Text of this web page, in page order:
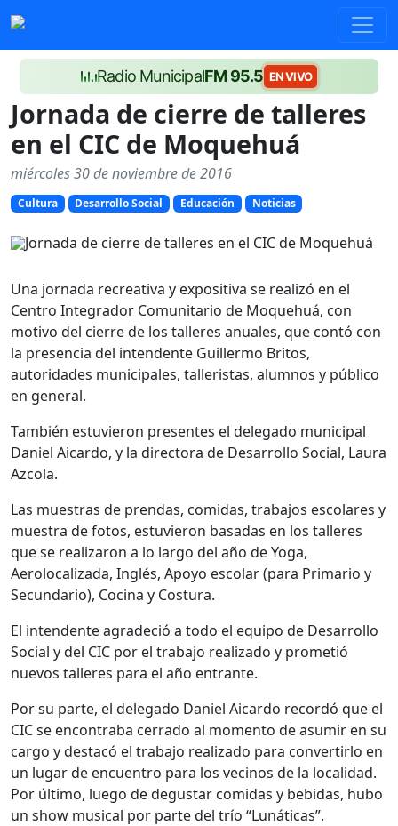
Radio MunicipalFM 95.5 EN VIVO
Jornada de cierre de talleres
en el CIC de Moquehuá
miércoles 30 de noviembre de 2016
Cultura Desarrollo Social Educación Noticias
Una jornada recreativa y expositiva se realizó en el
Centro Integrador Comunitario de Moquehuá, con
motivo del cierre de los talleres anuales, que contó con
la presencia del intendente Guillermo Britos,
autoridades municipales, talleristas, alumnos y público
en general.
También estuvieron presentes el delegado municipal
Daniel Aicardo, y la directora de Desarrollo Social, Laura
Azcola.
Las muestras de prendas, comidas, trabajos escolares y
muestra de fotos, estuvieron basadas en los talleres
que se realizaron a lo largo del año de Yoga,
Aerolocalizada, Inglés, Apoyo escolar (para Primario y
Secundario), Cocina y Costura.
El intendente agradeció a todo el equipo de Desarrollo
Social y del CIC por el trabajo realizado y prometió
nuevos talleres para el año entrante.
Por su parte, el delegado Daniel Aicardo recordó que el
CIC se encontraba cerrado al momento de asumir en su
cargo y destacó el trabajo realizado para convertirlo en
un lugar de encuentro para los vecinos de la localidad.
Por último, luego de degustar comidas y bebidas, hubo
un show musical por parte del trío “Lunáticas”.